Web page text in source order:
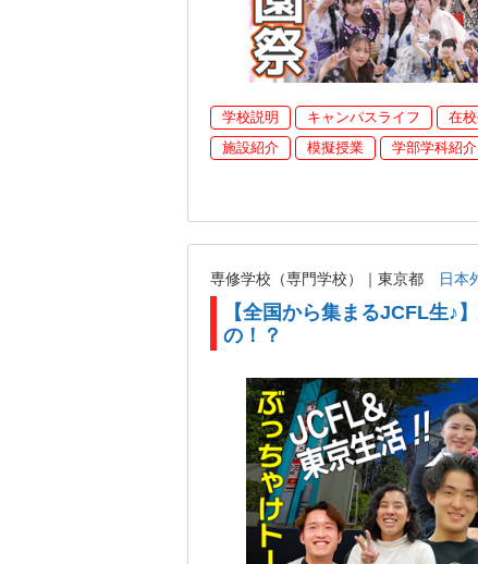
学校説明 キャンパスライフ 在
施設紹介
模擬授業 学部学科紹介
専修学校（専門学校）｜東京都 日本
【全国から集まるJCFL生♪
の！？